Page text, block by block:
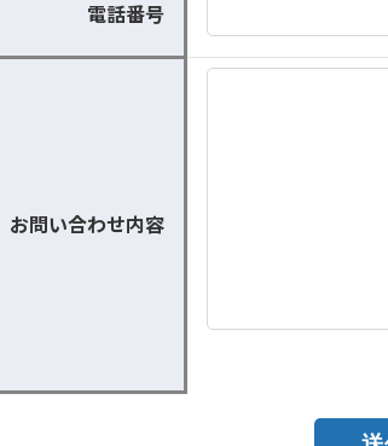
電話番号
お問い合わせ内容